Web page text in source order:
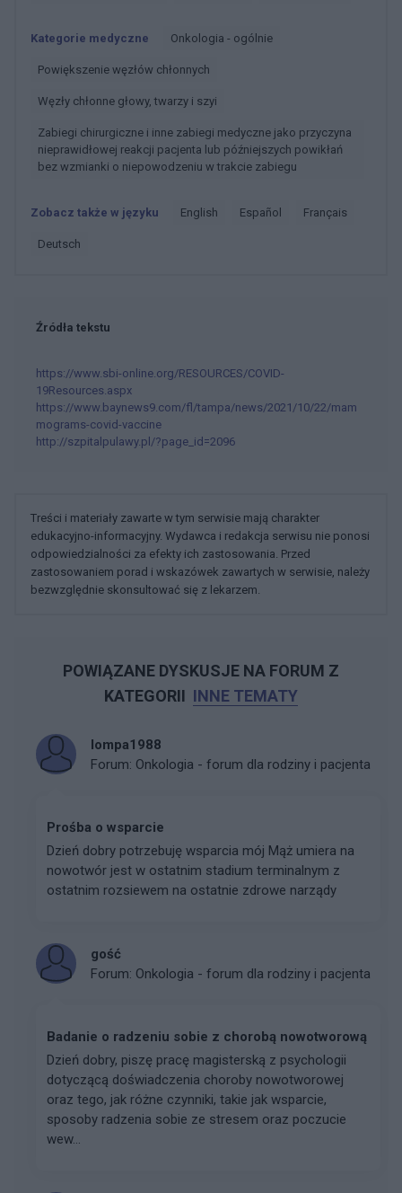
Kategorie medyczne Onkologia - ogólnie
Powiększenie węzłów chłonnych
Węzły chłonne głowy, twarzy i szyi
Zabiegi chirurgiczne i inne zabiegi medyczne jako przyczyna
nieprawidłowej reakcji pacjenta lub późniejszych powikłań
bez wzmianki o niepowodzeniu w trakcie zabiegu
Zobacz także w języku english español français
deutsch
Źródła tekstu
https://www.sbi-online.org/RESOURCES/COVID-
19Resources.aspx
https://www.baynews9.com/fl/tampa/news/2021/10/22/mam
mograms-covid-vaccine
http://szpitalpulawy.pl/?page_id=2096
Treści i materiały zawarte w tym serwisie mają charakter
edukacyjno-informacyjny. Wydawca i redakcja serwisu nie ponosi
odpowiedzialności za efekty ich zastosowania. Przed
zastosowaniem porad i wskazówek zawartych w serwisie, należy
bezwzględnie skonsultować się z lekarzem.
POWIĄZANE DYSKUSJE NA FORUM Z
KATEGORII INNE TEMATY
lompa1988
Forum: Onkologia - forum dla rodziny i pacjenta
Prośba o wsparcie
Dzień dobry potrzebuję wsparcia mój Mąż umiera na
nowotwór jest w ostatnim stadium terminalnym z
ostatnim rozsiewem na ostatnie zdrowe narządy
gość
Forum: Onkologia - forum dla rodziny i pacjenta
Badanie o radzeniu sobie z chorobą nowotworową
Dzień dobry, piszę pracę magisterską z psychologii
dotyczącą doświadczenia choroby nowotworowej
oraz tego, jak różne czynniki, takie jak wsparcie,
sposoby radzenia sobie ze stresem oraz poczucie
wew...